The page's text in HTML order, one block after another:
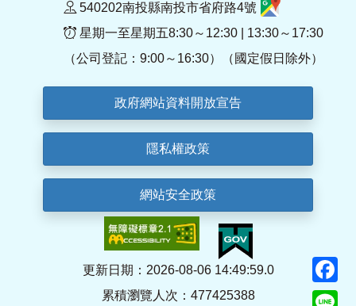
540202南投縣南投市省府路4號
星期一至星期五8:30～12:30 | 13:30～17:30
（公司登記：9:00～16:30）（國定假日除外）
政府網站資料開放宣告
隱私權政策
網站安全政策
更新日期：2026-08-06 14:49:59.0
累積瀏覽人次：477425388